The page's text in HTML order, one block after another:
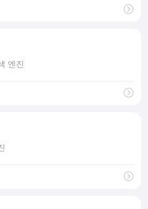
엔진